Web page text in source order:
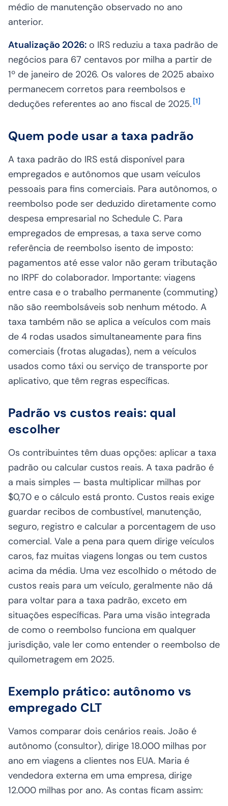
médio de manutenção observado no ano
anterior.
Atualização 2026: o IRS reduziu a taxa padrão de
negócios para 67 centavos por milha a partir de
1º de janeiro de 2026. Os valores de 2025 abaixo
permanecem corretos para reembolsos e
deduções referentes ao ano fiscal de 2025. [1]
Quem pode usar a taxa padrão
A taxa padrão do IRS está disponível para
empregados e autônomos que usam veículos
pessoais para fins comerciais. Para autônomos, o
reembolso pode ser deduzido diretamente como
despesa empresarial no Schedule C. Para
empregados de empresas, a taxa serve como
referência de reembolso isento de imposto:
pagamentos até esse valor não geram tributação
no IRPF do colaborador. Importante: viagens
entre casa e o trabalho permanente (commuting)
não são reembolsáveis sob nenhum método. A
taxa também não se aplica a veículos com mais
de 4 rodas usados simultaneamente para fins
comerciais (frotas alugadas), nem a veículos
usados como táxi ou serviço de transporte por
aplicativo, que têm regras específicas.
Padrão vs custos reais: qual
escolher
Os contribuintes têm duas opções: aplicar a taxa
padrão ou calcular custos reais. A taxa padrão é
a mais simples — basta multiplicar milhas por
$0,70 e o cálculo está pronto. Custos reais exige
guardar recibos de combustível, manutenção,
seguro, registro e calcular a porcentagem de uso
comercial. Vale a pena para quem dirige veículos
caros, faz muitas viagens longas ou tem custos
acima da média. Uma vez escolhido o método de
custos reais para um veículo, geralmente não dá
para voltar para a taxa padrão, exceto em
situações específicas. Para uma visão integrada
de como o reembolso funciona em qualquer
jurisdição, vale ler como entender o reembolso de
quilometragem em 2025.
Exemplo prático: autônomo vs
empregado CLT
Vamos comparar dois cenários reais. João é
autônomo (consultor), dirige 18.000 milhas por
ano em viagens a clientes nos EUA. Maria é
vendedora externa em uma empresa, dirige
12.000 milhas por ano. As contas ficam assim: